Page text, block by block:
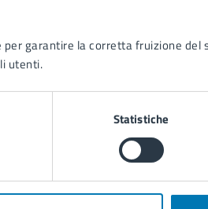
garantire la corretta fruizione del
utenti.
Statistiche
correlati